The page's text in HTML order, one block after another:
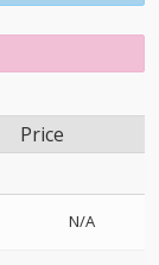
Price
N/A